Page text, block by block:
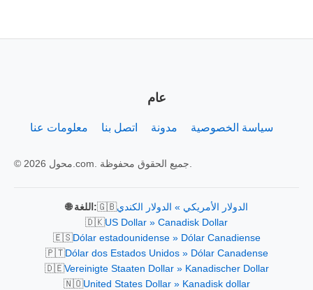
عام
معلومات عنا اتصل بنا مدونة سياسة الخصوصية
🌐 اللغة:🇬🇧الدولار الأمريكي » الدولار الكندي
🇩🇰US Dollar » Canadisk Dollar
🇪🇸Dólar estadounidense » Dólar Canadiense
🇵🇹Dólar dos Estados Unidos » Dólar Canadense
🇩🇪Vereinigte Staaten Dollar » Kanadischer Dollar
🇳🇴United States Dollar » Kanadisk dollar